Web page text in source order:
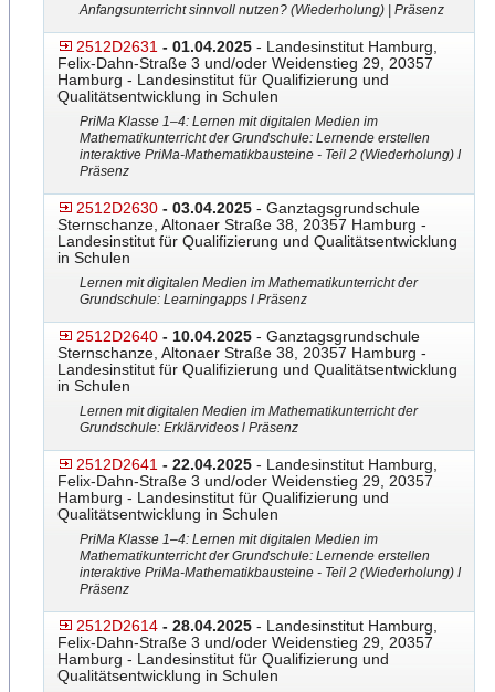
Anfangsunterricht sinnvoll nutzen? (Wiederholung) | Präsenz
2512D2631 - 01.04.2025 - Landesinstitut Hamburg,
Felix-Dahn-Straße 3 und/oder Weidenstieg 29, 20357
Hamburg - Landesinstitut für Qualifizierung und
Qualitätsentwicklung in Schulen
PriMa Klasse 1–4: Lernen mit digitalen Medien im
Mathematikunterricht der Grundschule: Lernende erstellen
interaktive PriMa-Mathematikbausteine - Teil 2 (Wiederholung) I
Präsenz
2512D2630 - 03.04.2025 - Ganztagsgrundschule
Sternschanze, Altonaer Straße 38, 20357 Hamburg -
Landesinstitut für Qualifizierung und Qualitätsentwicklung
in Schulen
Lernen mit digitalen Medien im Mathematikunterricht der
Grundschule: Learningapps l Präsenz
2512D2640 - 10.04.2025 - Ganztagsgrundschule
Sternschanze, Altonaer Straße 38, 20357 Hamburg -
Landesinstitut für Qualifizierung und Qualitätsentwicklung
in Schulen
Lernen mit digitalen Medien im Mathematikunterricht der
Grundschule: Erklärvideos l Präsenz
2512D2641 - 22.04.2025 - Landesinstitut Hamburg,
Felix-Dahn-Straße 3 und/oder Weidenstieg 29, 20357
Hamburg - Landesinstitut für Qualifizierung und
Qualitätsentwicklung in Schulen
PriMa Klasse 1–4: Lernen mit digitalen Medien im
Mathematikunterricht der Grundschule: Lernende erstellen
interaktive PriMa-Mathematikbausteine - Teil 2 (Wiederholung) I
Präsenz
2512D2614 - 28.04.2025 - Landesinstitut Hamburg,
Felix-Dahn-Straße 3 und/oder Weidenstieg 29, 20357
Hamburg - Landesinstitut für Qualifizierung und
Qualitätsentwicklung in Schulen